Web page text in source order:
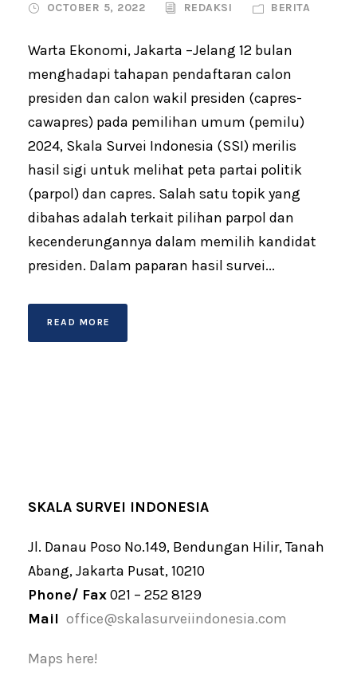
OCTOBER 5, 2022 REDAKSI BERITA
Warta Ekonomi, Jakarta –Jelang 12 bulan
menghadapi tahapan pendaftaran calon
presiden dan calon wakil presiden (capres-
cawapres) pada pemilihan umum (pemilu)
2024, Skala Survei Indonesia (SSI) merilis
hasil sigi untuk melihat peta partai politik
(parpol) dan capres. Salah satu topik yang
dibahas adalah terkait pilihan parpol dan
kecenderungannya dalam memilih kandidat
presiden. Dalam paparan hasil survei...
READ MORE
SKALA SURVEI INDONESIA
Jl. Danau Poso No.149, Bendungan Hilir, Tanah
Abang, Jakarta Pusat, 10210
Phone/ Fax021 – 252 8129
Mail office@skalasurveiindonesia.com
Maps here!